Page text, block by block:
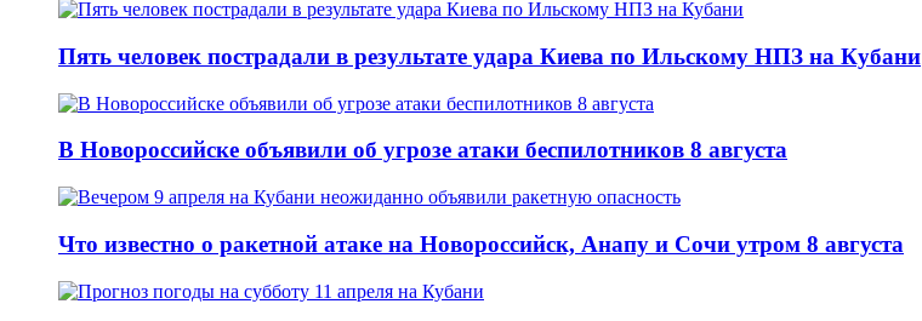
Пять человек пострадали в результате удара Киева по Ильскому НПЗ на Кубани
В Новороссийске объявили об угрозе атаки беспилотников 8 августа
Что известно о ракетной атаке на Новороссийск, Анапу и Сочи утром 8 августа